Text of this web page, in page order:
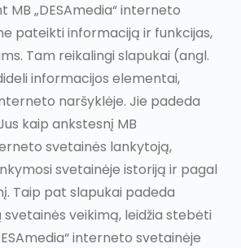
MB „DESAmedia“ interneto
pateikti informaciją ir funkcijas,
Tam reikalingi slapukai (angl.
informacijos elementai,
naršyklėje. Jie padeda
kaip ankstesnį MB
svetainės lankytoją,
svetainėje istoriją ir pagal
Taip pat slapukai padeda
veikimą, leidžia stebėti
interneto svetainėje